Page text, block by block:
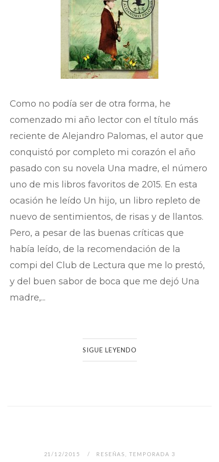
Como no podía ser de otra forma, he
comenzado mi año lector con el título más
reciente de Alejandro Palomas, el autor que
conquistó por completo mi corazón el año
pasado con su novela Una madre, el número
uno de mis libros favoritos de 2015. En esta
ocasión he leído Un hijo, un libro repleto de
nuevo de sentimientos, de risas y de llantos.
Pero, a pesar de las buenas críticas que
había leído, de la recomendación de la
compi del Club de Lectura que me lo prestó,
y del buen sabor de boca que me dejó Una
madre,...
SIGUE LEYENDO
21/12/2015 RESEÑAS TEMPORADA 3